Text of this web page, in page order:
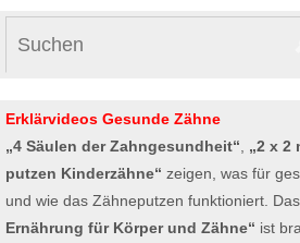
Erklärvideos Gesunde Zähne
„4 Säulen der Zahngesundheit“
„2 x 2
putzen Kinderzähne“ zeigen, was für
und wie das Zähneputzen funktioniert.
Ernährung für Körper und Zähne“ ist